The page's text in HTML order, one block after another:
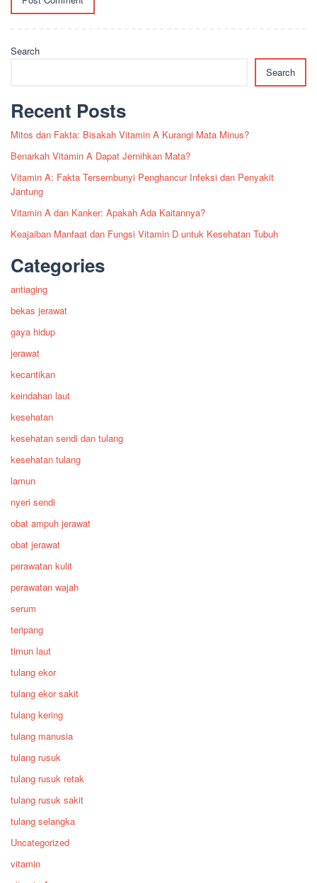
Search
Search
Recent Posts
Mitos dan Fakta: Bisakah Vitamin A Kurangi Mata Minus?
Benarkah Vitamin A Dapat Jernihkan Mata?
Vitamin A: Fakta Tersembunyi Penghancur Infeksi dan Penyakit
Jantung
Vitamin A dan Kanker: Apakah Ada Kaitannya?
Keajaiban Manfaat dan Fungsi Vitamin D untuk Kesehatan Tubuh
Categories
antiaging
bekas jerawat
gaya hidup
jerawat
kecantikan
keindahan laut
kesehatan
kesehatan sendi dan tulang
kesehatan tulang
lamun
nyeri sendi
obat ampuh jerawat
obat jerawat
perawatan kulit
perawatan wajah
serum
teripang
timun laut
tulang ekor
tulang ekor sakit
tulang kering
tulang manusia
tulang rusuk
tulang rusuk retak
tulang rusuk sakit
tulang selangka
Uncategorized
vitamin